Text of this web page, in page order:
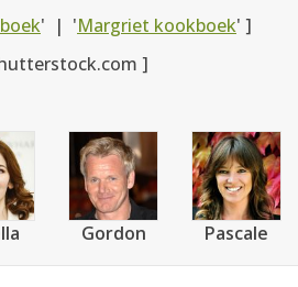
' | 'Margriet kookboek' ]
]
Gordon Pascale